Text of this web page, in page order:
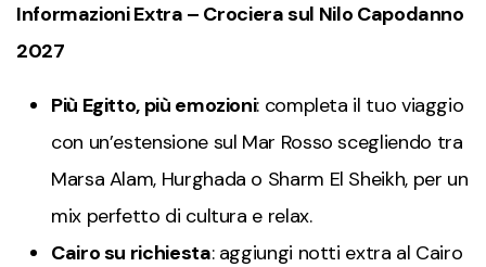
Informazioni Extra – Crociera sul Nilo Capodanno
2027
Più Egitto, più emozioni: completa il tuo viaggio
con un’estensione sul Mar Rosso scegliendo tra
Marsa Alam, Hurghada o Sharm El Sheikh, per un
mix perfetto di cultura e relax.
Cairo su richiesta: aggiungi notti extra al Cairo